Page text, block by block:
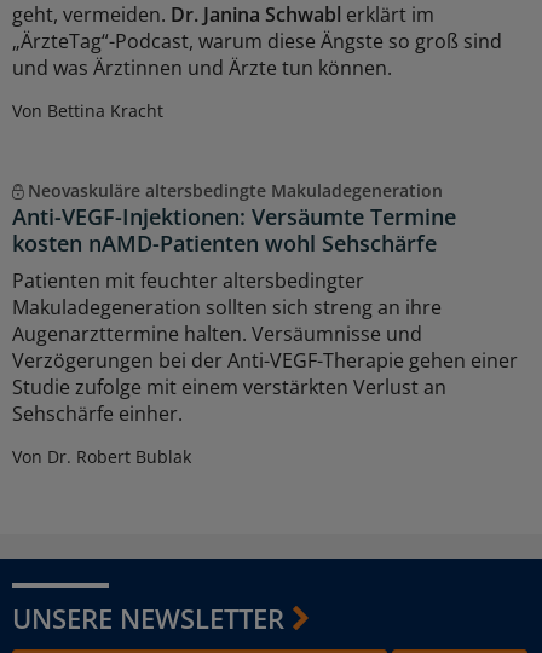
geht, vermeiden. Dr. Janina Schwabl erklärt im
„ÄrzteTag“-Podcast, warum diese Ängste so groß sind
und was Ärztinnen und Ärzte tun können.
Von Bettina Kracht
Neovaskuläre altersbedingte Makuladegeneration
Anti-VEGF-Injektionen: Versäumte Termine
kosten nAMD-Patienten wohl Sehschärfe
Patienten mit feuchter altersbedingter
Makuladegeneration sollten sich streng an ihre
Augenarzttermine halten. Versäumnisse und
Verzögerungen bei der Anti-VEGF-Therapie gehen einer
Studie zufolge mit einem verstärkten Verlust an
Sehschärfe einher.
Von Dr. Robert Bublak
UNSERE NEWSLETTER